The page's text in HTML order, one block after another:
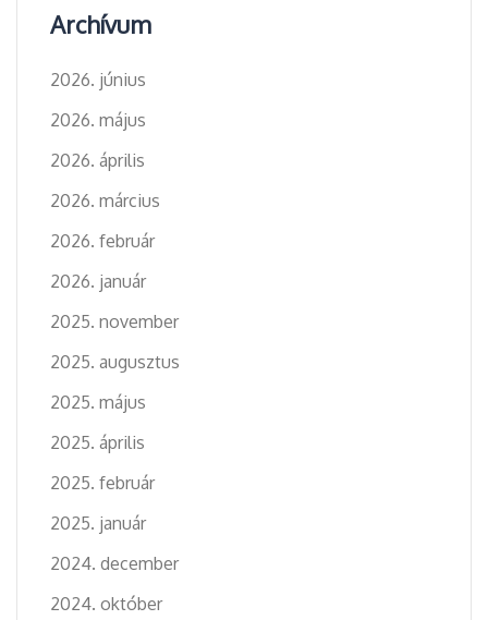
Archívum
2026. június
2026. május
2026. április
2026. március
2026. február
2026. január
2025. november
2025. augusztus
2025. május
2025. április
2025. február
2025. január
2024. december
2024. október